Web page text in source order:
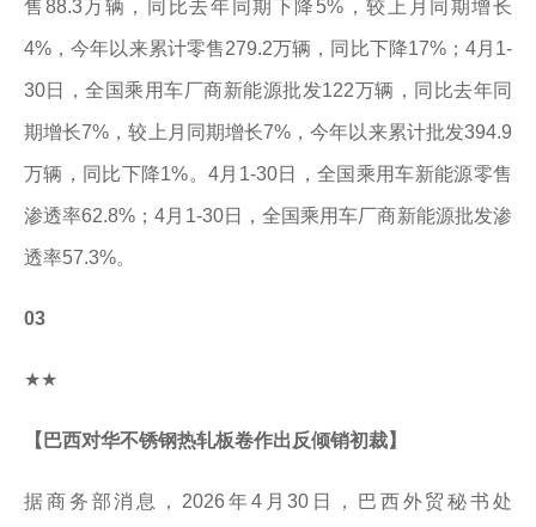
售88.3万辆，同比去年同期下降5%，较上月同期增长
4%，今年以来累计零售279.2万辆，同比下降17%；4月1-
30日，全国乘用车厂商新能源批发122万辆，同比去年同
期增长7%，较上月同期增长7%，今年以来累计批发394.9
万辆，同比下降1%。4月1-30日，全国乘用车新能源零售
渗透率62.8%；4月1-30日，全国乘用车厂商新能源批发渗
透率57.3%。
03
★★
【巴西对华不锈钢热轧板卷作出反倾销初裁】
据商务部消息，2026年4月30日，巴西外贸秘书处